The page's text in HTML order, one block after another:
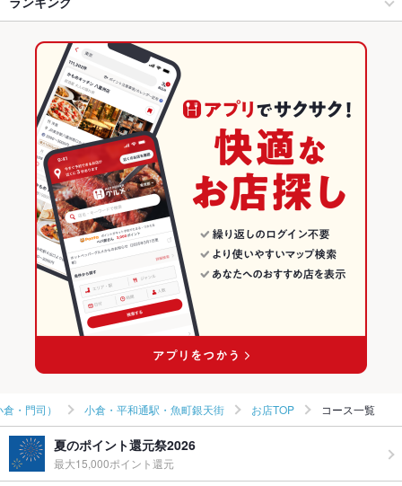
小倉駅 × 居酒屋
小倉駅 × 和風
和食全般
北九州（小倉・門司） × 和食
北九州（小倉・門司） × 和食全般
小倉駅 × 和食
小倉駅 × 和食全般
小倉・平和通駅・魚町銀天街 × 和食
小倉・平和通駅・魚町銀天街 × 和食全般
福岡 × 居酒屋
福岡 × 和風
福岡 × 和食
福岡 × 和食全般
平和通駅
もつ鍋 リゾット チャーハン
焼きうどん
福岡のグルメランキング
福岡の居酒屋ランキング
北九州（小倉・門司）のグルメランキング
北九州（小倉・門司）の居酒屋ランキング
小倉・平和通駅・魚町銀天街のグルメランキング
小倉・平和通駅・魚町銀天街の居酒屋ランキング
・門司） 小倉・平和通駅・魚町銀天街 お店TOP コース一覧
夏のポイント還元祭2026
最大15,000ポイント還元